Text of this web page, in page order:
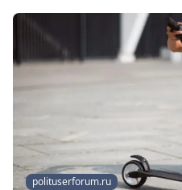
polituserforum.ru